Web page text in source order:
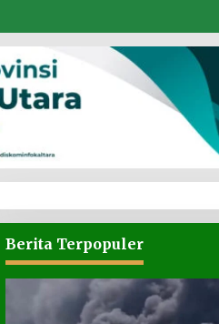
Berita Terpopuler